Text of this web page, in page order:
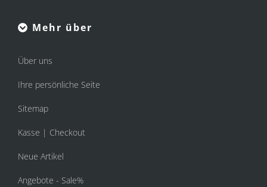
Mehr über
Über uns
Ihre persönliche Seite
Sitemap
Kasse | Checkout
Neue Artikel
Angebote - Sale%